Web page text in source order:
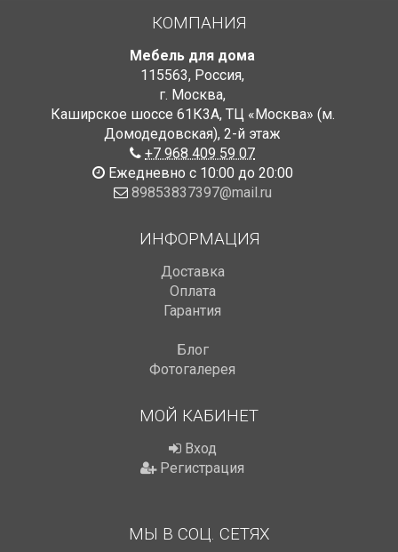
КОМПАНИЯ
Мебель для дома
115563, Россия,
г. Москва,
Каширское шоссе 61К3А, ТЦ «Москва» (м.
Домодедовская), 2-й этаж
+7 968 409 59 07
Ежедневно с 10:00 до 20:00
89853837397@mail.ru
ИНФОРМАЦИЯ
Доставка
Оплата
Гарантия
Блог
Фотогалерея
МОЙ КАБИНЕТ
Вход
Регистрация
МЫ В СОЦ. СЕТЯХ